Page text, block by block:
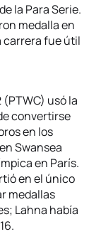
la Para Serie.
medalla en
carrera fue útil
usó la
convertirse
en los
Swansea
en París.
en el único
medallas
Lahna había